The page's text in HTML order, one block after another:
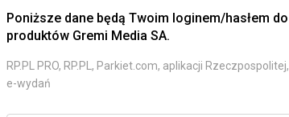
Poniższe dane będą Twoim loginem/hasłem do
produktów Gremi Media SA.
RP.PL PRO, RP.PL, Parkiet.com, aplikacji Rzeczpospolitej,
e-wydań